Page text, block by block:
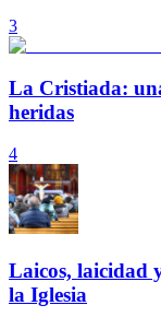
3
La Cristiada:
heridas
4
Laicos, laicidad
la Iglesia